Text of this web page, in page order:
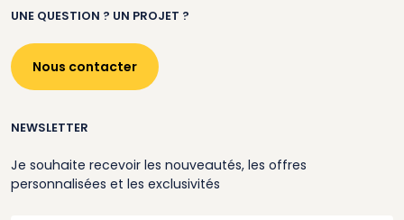
UNE QUESTION ? UN PROJET ?
Nous contacter
NEWSLETTER
Je souhaite recevoir les nouveautés, les offres
personnalisées et les exclusivités